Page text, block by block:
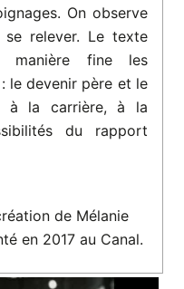
On observe
se relever. Le texte
manière fine les
le devenir père et le
à la carrière, à la
du rapport
de Mélanie
en 2017 au Canal.